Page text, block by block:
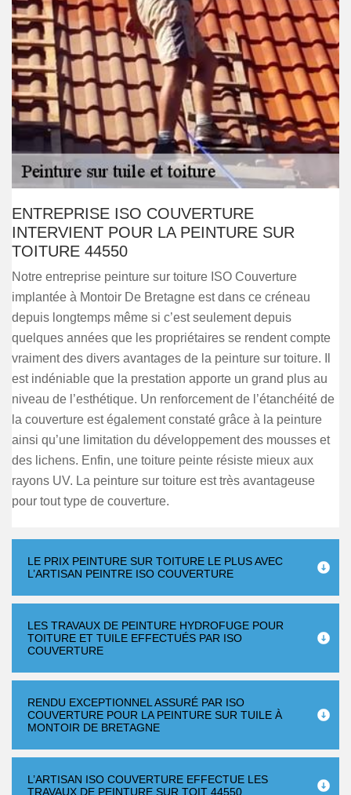
ENTREPRISE ISO COUVERTURE
INTERVIENT POUR LA PEINTURE SUR
TOITURE 44550
Notre entreprise peinture sur toiture ISO Couverture
implantée à Montoir De Bretagne est dans ce créneau
depuis longtemps même si c’est seulement depuis
quelques années que les propriétaires se rendent compte
vraiment des divers avantages de la peinture sur toiture. Il
est indéniable que la prestation apporte un grand plus au
niveau de l’esthétique. Un renforcement de l’étanchéité de
la couverture est également constaté grâce à la peinture
ainsi qu’une limitation du développement des mousses et
des lichens. Enfin, une toiture peinte résiste mieux aux
rayons UV. La peinture sur toiture est très avantageuse
pour tout type de couverture.
LE PRIX PEINTURE SUR TOITURE LE PLUS AVEC
L’ARTISAN PEINTRE ISO COUVERTURE
LES TRAVAUX DE PEINTURE HYDROFUGE POUR
TOITURE ET TUILE EFFECTUÉS PAR ISO
COUVERTURE
RENDU EXCEPTIONNEL ASSURÉ PAR ISO
COUVERTURE POUR LA PEINTURE SUR TUILE À
MONTOIR DE BRETAGNE
L’ARTISAN ISO COUVERTURE EFFECTUE LES
TRAVAUX DE PEINTURE SUR TOIT 44550